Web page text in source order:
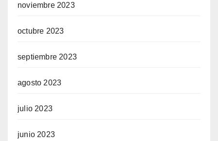
noviembre 2023
octubre 2023
septiembre 2023
agosto 2023
julio 2023
junio 2023